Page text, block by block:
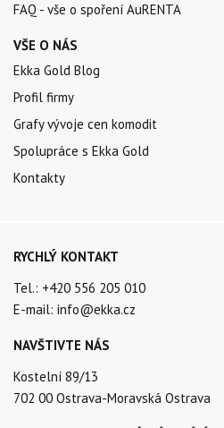
FAQ - vše o spoření AuRENTA
VŠE O NÁS
Ekka Gold Blog
Profil firmy
Grafy vývoje cen komodit
Spolupráce s Ekka Gold
Kontakty
RYCHLÝ KONTAKT
Tel.: +420 556 205 010
E-mail: info@ekka.cz
NAVŠTIVTE NÁS
Kostelní 89/13
702 00 Ostrava-Moravská Ostrava